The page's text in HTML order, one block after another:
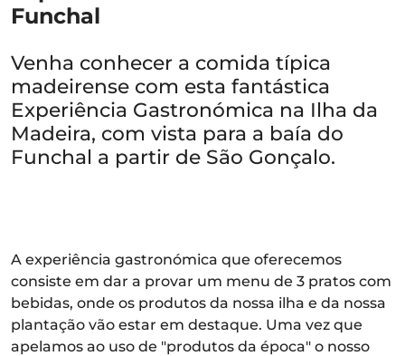
Funchal
Venha conhecer a comida típica
madeirense com esta fantástica
Experiência Gastronómica na Ilha da
Madeira, com vista para a baía do
Funchal a partir de São Gonçalo.
A experiência gastronómica que oferecemos
consiste em dar a provar um menu de 3 pratos com
bebidas, onde os produtos da nossa ilha e da nossa
plantação vão estar em destaque. Uma vez que
apelamos ao uso de "produtos da época" o nosso